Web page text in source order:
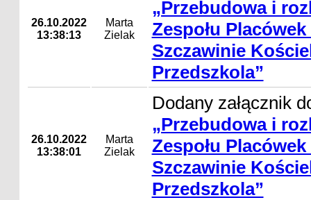
26.10.2022
13:38:13
Marta
Zielak
„Przebudowa i
Zespołu
Szczawinie
Przedszkola”
26.10.2022
13:38:01
Marta
Zielak
Dodany załącznik
„Przebudowa i
Zespołu
Szczawinie
Przedszkola”